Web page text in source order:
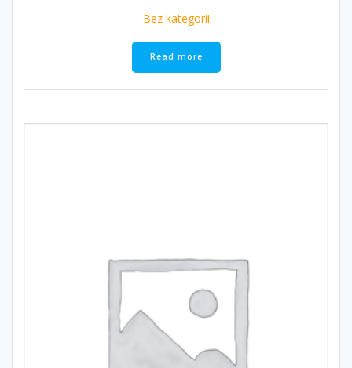
Bez kategorii
Read more